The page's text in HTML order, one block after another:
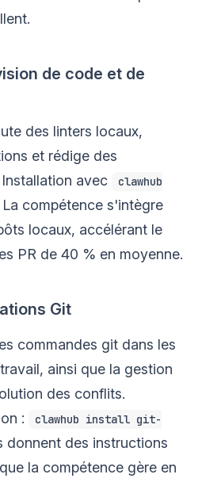
de code et de
des linters locaux,
et rédige des
avec
clawhub
La compétence s'intègre
locaux, accélérant le
PR de 40 % en moyenne.
Git
commandes git dans les
ainsi que la gestion
des conflits.
:
clawhub install git-
donnent des instructions
la compétence gère en